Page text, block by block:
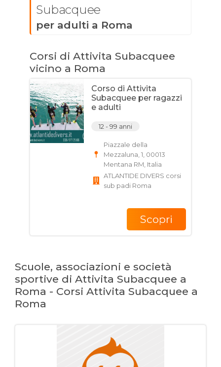
Subacquee
per adulti a Roma
Corsi di Attivita Subacquee
vicino a Roma
Corso di Attivita
Subacquee per ragazzi
e adulti
12 - 99 anni
Piazzale della
Mezzaluna, 1, 00013
Mentana RM, Italia
ATLANTIDE DIVERS corsi
sub padi Roma
Scopri
Scuole, associazioni e società
sportive di Attivita Subacquee a
Roma - Corsi Attivita Subacquee a
Roma